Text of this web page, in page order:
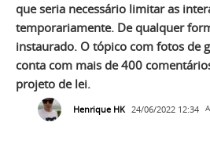
que seria necessário limitar as
temporariamente. De qualquer
instaurado. O tópico com fotos de
conta com mais de 400
projeto de lei.
Henrique HK 24/06/2022 12:34